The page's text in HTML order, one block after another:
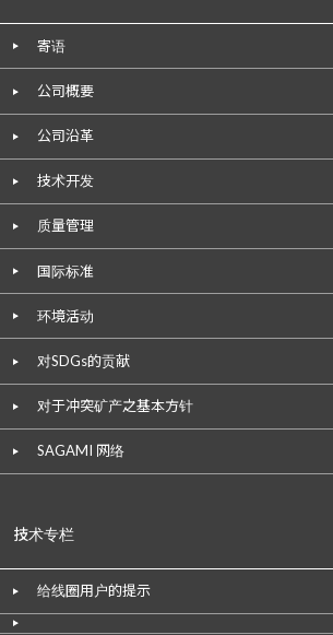
寄语
公司概要
公司沿革
技术开发
质量管理
国际标准
环境活动
对SDGs的贡献
对于冲突矿产之基本方针
SAGAMI 网络
技术专栏
给线圈用户的提示